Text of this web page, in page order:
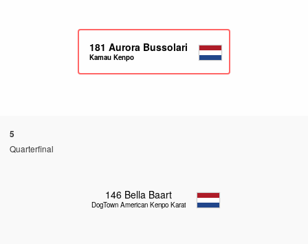
181 Aurora Bussolari
Kamau Kenpo
5
Quarterfinal
146 Bella Baart
DogTown American Kenpo Karate